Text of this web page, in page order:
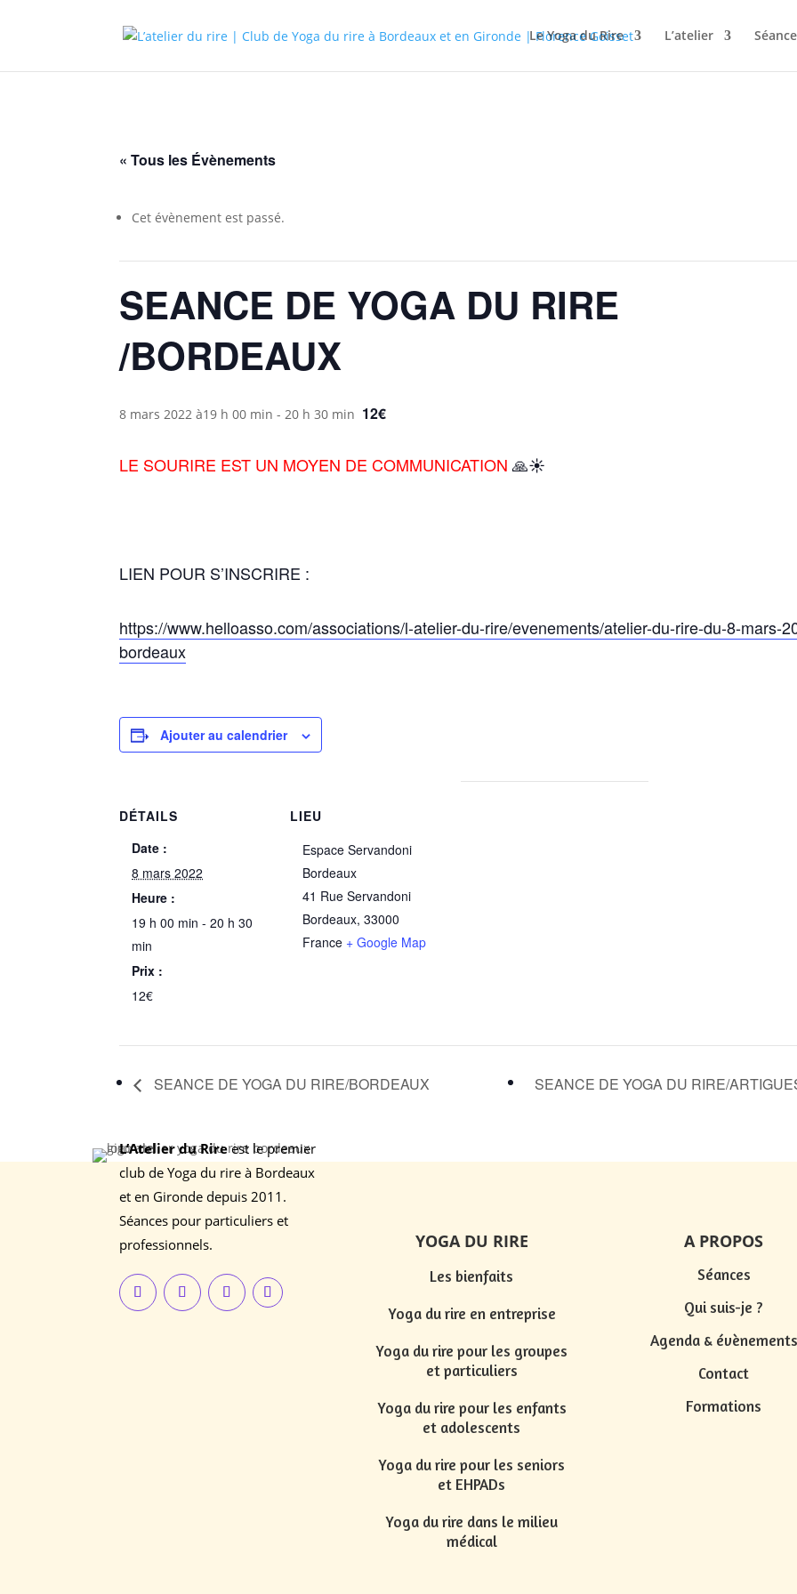
Le Yoga du Rire L’atelier
« Tous les Évènements
Cet évènement est passé.
SEANCE DE YOGA DU RIRE
/BORDEAUX
8 mars 2022 à19 h 00 min -20 h 30 min 12€
LE SOURIRE EST UN MOYEN DE COMMUNICATION 🙏☀️
LIEN POUR S’INSCRIRE :
https://www.helloasso.com/associations/l-atelier-du-rire/evenements/atelier-du-rire-du-8-mars-
bordeaux
Ajouter au calendrier
DÉTAILS
Date :
8 mars 2022
Heure :
19 h 00 min - 20 h 30
min
Prix :
12€
LIEU
Espace Servandoni
Bordeaux
41 Rue Servandoni
Bordeaux, 33000
France + Google Map
SEANCE DE YOGA DU RIRE/BORDEAUX SEANCE DE YOGA DU RIRE/
L’Atelier du Rireest le premier
club de Yoga du rire à Bordeaux
et en Gironde depuis 2011.
Séances pour particuliers et
professionnels.
YOGA DU RIRE
Les bienfaits
Yoga du rire en entreprise
Yoga du rire pour les groupes
et particuliers
Yoga du rire pour les enfants
et adolescents
Yoga du rire pour les seniors
et EHPADs
Yoga du rire dans le milieu
médical
A PROPOS
Séances
Qui suis-je ?
Agenda & évènements
Contact
Formations